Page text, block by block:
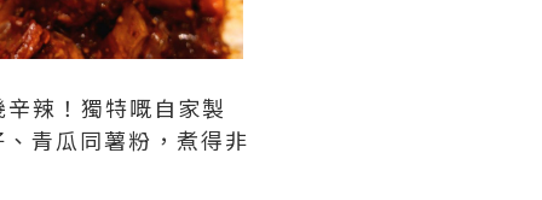
辣！獨特嘅自家製
青瓜同薯粉，煮得非